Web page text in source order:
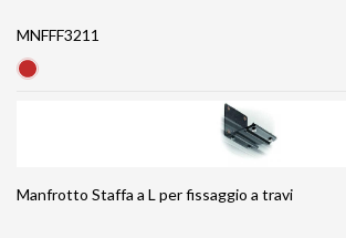
MNFFF3211
Manfrotto Staffa a L per fissaggio a travi